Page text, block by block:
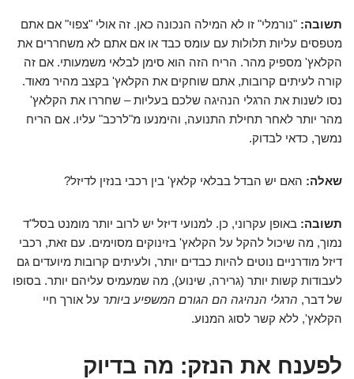
תשובה: "נורמלי" זו לא המילה הנכונה כאן. זה אולי "צפוי" אם אתם
מטפסים עליות תלולות עם עומס כבד או אם אתם לא משחררים את
הקלאץ' מספיק מהר. הריח הזה הוא סימן לבלאי משמעותי. אם זה
קורה לעיתים קרובות, אתם שוחקים את הקלאץ' בקצב מהיר מאוד.
נסו לשנות את הרגלי הנהיגה שלכם בעליות – שחררו את הקלאץ'
מהר יותר לאחר תחילת התנועה, והימנעו מ"לרכב" עליו. אם הריח
נמשך, כדאי לבדוק.
שאלה: האם יש הבדל בבלאי קלאץ' בין רכבי בנזין לדיזל?
תשובה: באופן עקרוני, כן. למנועי דיזל יש לרוב יותר מומנט בסל"ד
נמוך, מה שיכול להקל על הקלאץ' בזינוקים מסוימים. עם זאת, רכבי
דיזל מודרניים נוטים להיות כבדים יותר, ולעיתים קרובות מיועדים גם
לעבודות קשות יותר (גרירה, שינוע), מה שמעמיס עליהם יותר. בסופו
של דבר, הרגלי הנהיגה הם הגורם המשפיע ביותר על אורך חיי
הקלאץ', ללא קשר לסוג המנוע.
לפענח את הנזק: מה בדיוק